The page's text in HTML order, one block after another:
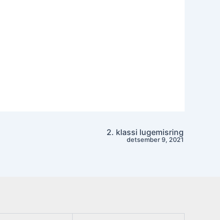
2. klassi lugemisring
detsember 9, 2021